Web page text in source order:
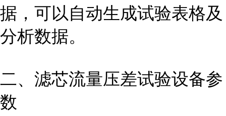
据，可以自动生成试验表格及
分析数据。
二、滤芯流量压差试验设备参
数